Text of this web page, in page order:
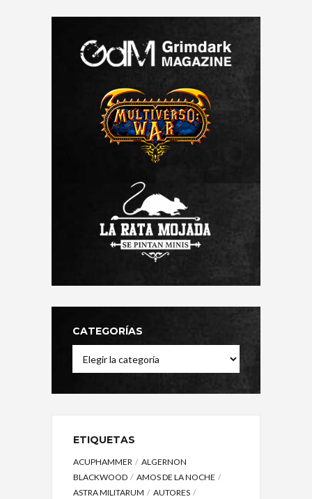
CATEGORÍAS
ETIQUETAS
ACUPHAMMER
ALGERNON
BLACKWOOD
AMOS DE LA NOCHE
ASTRA MILITARUM
AUTORES